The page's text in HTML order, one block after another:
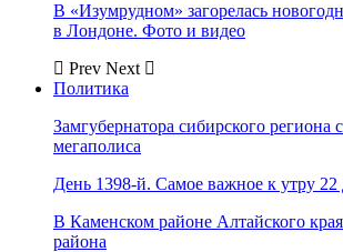
В «Изумрудном» загорелась
в Лондоне. Фото и видео
Prev Next
Политика
Замгубернатора сибирского региона
мегаполиса
День 1398-й. Самое важное к утру 22
В Каменском районе Алтайского
района